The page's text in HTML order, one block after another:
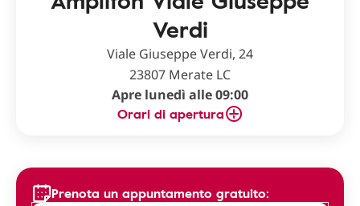
Verdi
Viale Giuseppe Verdi, 24
23807 Merate LC
Apre lunedì alle 09:00
Orari di apertura
Prenota un appuntamento gratuito: